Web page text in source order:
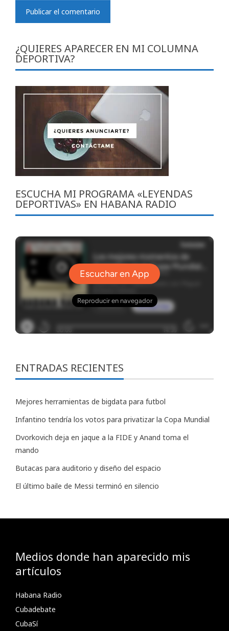
¿QUIERES APARECER EN MI COLUMNA
DEPORTIVA?
ESCUCHA MI PROGRAMA «LEYENDAS
DEPORTIVAS» EN HABANA RADIO
ENTRADAS RECIENTES
Mejores herramientas de bigdata para futbol
Infantino tendría los votos para privatizar la Copa Mundial
Dvorkovich deja en jaque a la FIDE y Anand toma el
mando
Butacas para auditorio y diseño del espacio
El último baile de Messi terminó en silencio
Medios donde han aparecido mis
artículos
Habana Radio
Cubadebate
CubaSí